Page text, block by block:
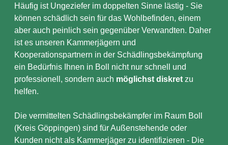
Häufig ist Ungeziefer im doppelten Sinne lästig - Sie
können schädlich sein für das Wohlbefinden, einem
aber auch peinlich sein gegenüber Verwandten. Daher
ist es unseren Kammerjägern und
Kooperationspartnern in der Schädlingsbekämpfung
ein Bedürfnis Ihnen in Boll nicht nur schnell und
professionell, sondern auch möglichst diskret zu
helfen.
Die vermittelten Schädlingsbekämpfer im Raum Boll
(Kreis Göppingen) sind für Außenstehende oder
Kunden nicht als Kammerjäger zu identifizieren - Die